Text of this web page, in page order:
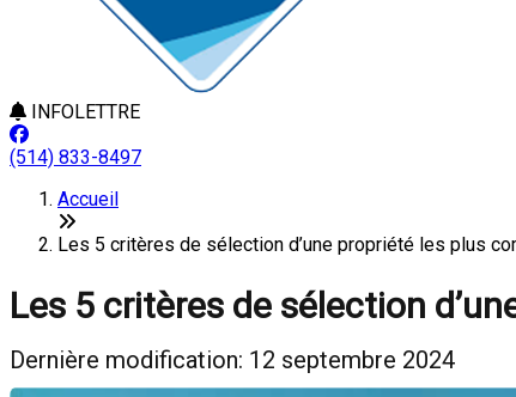
INFOLETTRE
(514) 833-8497
Accueil
Les 5 critères de sélection d’une propriété les plus
Les 5 critères de sélection
Dernière modification: 12 septembre 2024